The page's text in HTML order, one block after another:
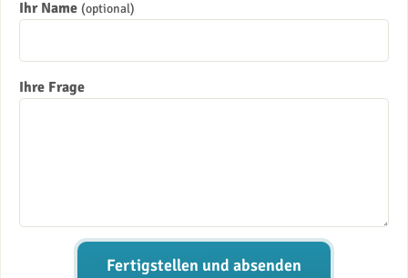
Ihr Name (optional)
Ihre Frage
Fertigstellen und absenden